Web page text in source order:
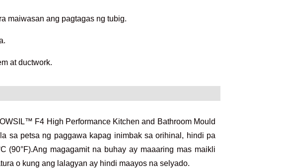
maiwasan ang pagtagas ng tubig.
at ductwork.
F4 High Performance Kitchen and Bathroom Mould
sa petsa ng paggawa kapag inimbak sa orihinal, hindi pa
(90°F).Ang magagamit na buhay ay maaaring mas maikli
o kung ang lalagyan ay hindi maayos na selyado.